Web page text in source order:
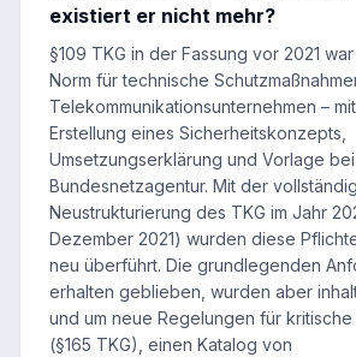
existiert er nicht mehr?
§109 TKG in der Fassung vor 2021
Norm für technische
Telekommunikationsunternehmen –
Erstellung eines Sicherheitskonzepts,
Umsetzungserklärung und Vorlage
Bundesnetzagentur. Mit der
Neustrukturierung des TKG im Jahr
Dezember 2021) wurden diese
neu überführt. Die grundlegenden
erhalten geblieben, wurden aber
und um neue Regelungen für
(§165 TKG), einen Katalog von